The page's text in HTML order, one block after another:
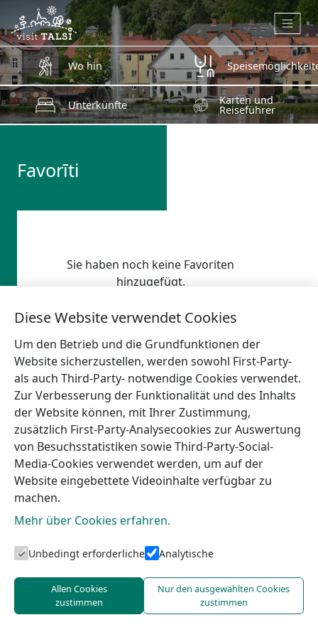
Zum Hauptinhalt springen
Wo hin
Unterkünfte Karten und
Reiseführer
Favorīti
Sie haben noch keine Favoriten
hinzugefügt.
Touristeninformation von Talsi
Diese Website verwendet Cookies
Um den Betrieb und die Grundfunktionen der
Website sicherzustellen, werden sowohl First-Party-
als auch Third-Party- notwendige Cookies verwendet.
Zur Verbesserung der Funktionalität und des Inhalts
der Website können, mit Ihrer Zustimmung,
zusätzlich First-Party-Analysecookies zur Auswertung
von Besuchsstatistiken sowie Third-Party-Social-
Media-Cookies verwendet werden, um auf der
Website eingebettete Videoinhalte verfügbar zu
machen.
Mehr über Cookies erfahren.
Unbedingt erforderliche Analytische
Allen Cookies
zustimmen
Nur den ausgewählten Cookies
zustimmen